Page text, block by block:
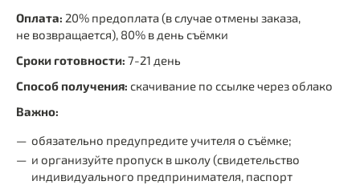
Оплата: 20% предоплата (в случае отмены заказа,
не возвращается), 80% в день съёмки
Сроки готовности: 7-21 день
Способ получения: скачивание по ссылке через облако
Важно:
обязательно предупредите учителя о съёмке;
и организуйте пропуск в школу (свидетельство
индивидуального предпринимателя, паспорт